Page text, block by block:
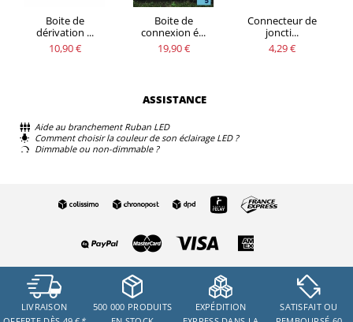
Boite de
dérivation ...
10,90 €
Boite de
connexion é...
19,90 €
Connecteur de
joncti...
4,29 €
ASSISTANCE
Aide au branchement Ruban LED
Comment choisir la couleur de son éclairage LED ?
Dimmable ou non-dimmable ?
LIVRAISON
500 000 PRODUITS
EXPÉDITION
SATISFAIT OU